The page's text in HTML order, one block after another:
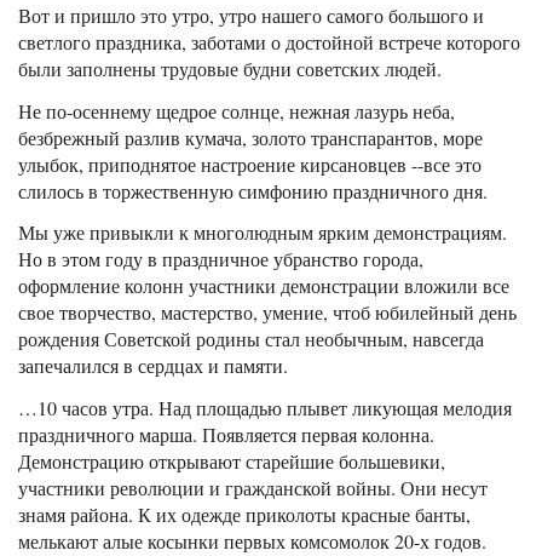
Вот и пришло это утро, утро нашего самого большого и
светлого праздника, заботами о достойной встрече которого
были заполнены трудовые будни советских людей.
Не по-осеннему щедрое солнце, нежная лазурь неба,
безбрежный разлив кумача, золото транспарантов, море
улыбок, приподнятое настроение кирсановцев --все это
слилось в торжественную симфонию праздничного дня.
Мы уже привыкли к многолюдным ярким демонстрациям.
Но в этом году в праздничное убранство города,
оформление колонн участники демонстрации вложили все
свое творчество, мастерство, умение, чтоб юбилейный день
рождения Советской родины стал необычным, навсегда
запечалился в сердцах и памяти.
…10 часов утра. Над площадью плывет ликующая мелодия
праздничного марша. Появляется первая колонна.
Демонстрацию открывают старейшие большевики,
участники революции и гражданской войны. Они несут
знамя района. К их одежде приколоты красные банты,
мелькают алые косынки первых комсомолок 20-х годов.